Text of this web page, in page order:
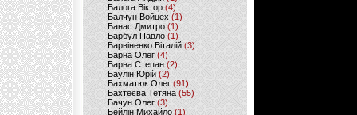
Балога Віктор (4)
Балчун Войцех (1)
Банас Дмитро (1)
Барбул Павло(1)
Барвіненко Віталій(3)
Барна Олег (4)
Барна Степан (2)
Баулін Юрій (2)
Бахматюк Олег (91)
Бахтеєва Тетяна(55)
Бачун Олег (3)
Бейлін Михайло (1)